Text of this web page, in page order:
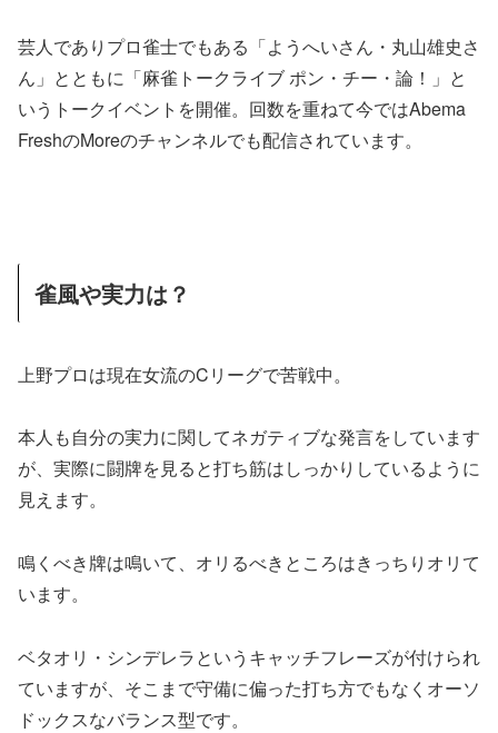
芸人でありプロ雀士でもある「ようへいさん・丸山雄史さ
ん」とともに「麻雀トークライブ ポン・チー・論！」と
いうトークイベントを開催。回数を重ねて今ではAbema
FreshのMoreのチャンネルでも配信されています。
雀風や実力は？
上野プロは現在女流のCリーグで苦戦中。
本人も自分の実力に関してネガティブな発言をしています
が、実際に闘牌を見ると打ち筋はしっかりしているように
見えます。
鳴くべき牌は鳴いて、オリるべきところはきっちりオリて
います。
ベタオリ・シンデレラというキャッチフレーズが付けられ
ていますが、そこまで守備に偏った打ち方でもなくオーソ
ドックスなバランス型です。